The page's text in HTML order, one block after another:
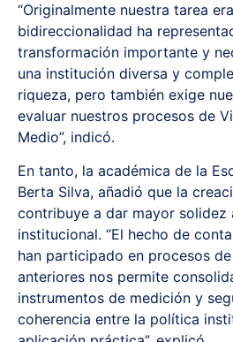
“Originalmente nuestra tarea
bidireccionalidad ha
transformación importante y
una institución diversa y
riqueza, pero también exige
evaluar nuestros procesos de
Medio”, indicó.
En tanto, la académica de la
Berta Silva, añadió que la
contribuye a dar mayor solidez
institucional. “El hecho de
han participado en procesos
anteriores nos permite
instrumentos de medición y
coherencia entre la política